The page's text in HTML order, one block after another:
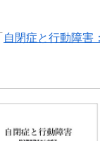
自閉症と行動障害